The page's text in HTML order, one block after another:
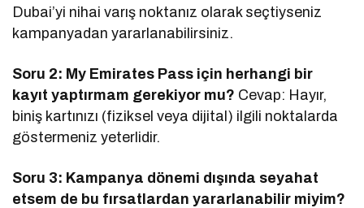
Dubai’yi nihai varış noktanız olarak seçtiyseniz
kampanyadan yararlanabilirsiniz.
Soru 2: My Emirates Pass için herhangi bir
kayıt yaptırmam gerekiyor mu? Cevap: Hayır,
biniş kartınızı (fiziksel veya dijital) ilgili noktalarda
göstermeniz yeterlidir.
Soru 3: Kampanya dönemi dışında seyahat
etsem de bu fırsatlardan yararlanabilir miyim?